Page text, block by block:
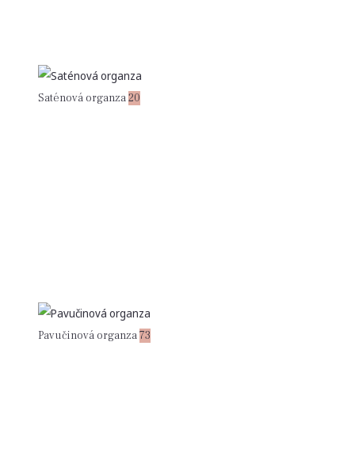
Saténová organza20
Pavučinová organza73